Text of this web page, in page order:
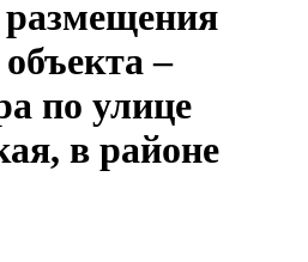
–
по улице
в районе